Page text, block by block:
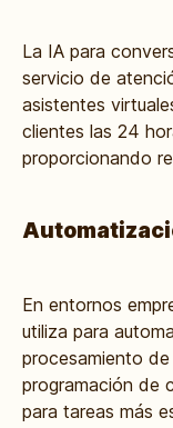
La IA para
servicio de
asistentes
clientes las 24
proporcionando
En entornos
utiliza para
procesamiento
programación de
para tareas más